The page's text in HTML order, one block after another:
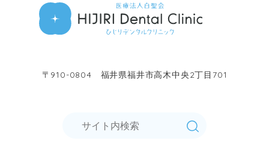
〒910-0804 福井県福井市高木中央2丁目701